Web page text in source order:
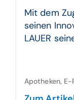
Mit dem
seinen
LAUER
Apotheken,